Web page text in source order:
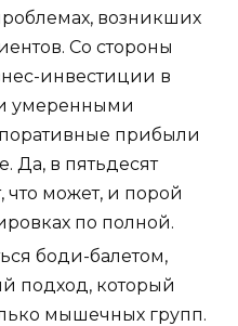
возникших
Со стороны
инвестиции в
умеренными
прибыли
Да, в пятьдесят
может, и порой
по полной.
боди-балетом,
подход, который
мышечных групп.